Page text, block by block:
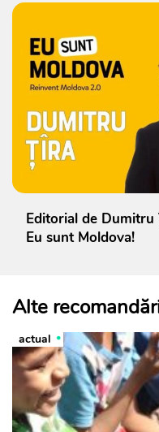
Editorial de Dumitru
Eu sunt Moldova!
Alte
actual